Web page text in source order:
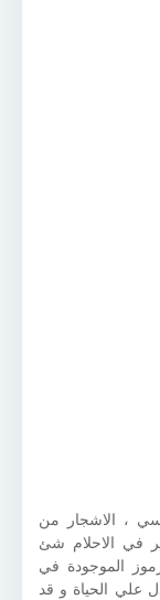
، الاشجار من
في الاحلام شئ
الموجودة في
علي الحياة و قد